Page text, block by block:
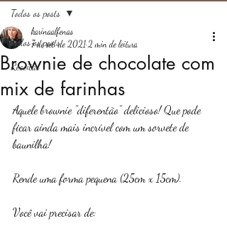
Todos os posts
Receitas
Todos os posts
Brownie de chocolate com
mix de farinhas
karinaalfenas
7 de set. de 2021 2 min de leitura
Aquele brownie "diferentão" delicioso! Que pode
ficar ainda mais incrível com um sorvete de
baunilha!
Rende uma forma pequena (25cm x 15cm).
Você vai precisar de: